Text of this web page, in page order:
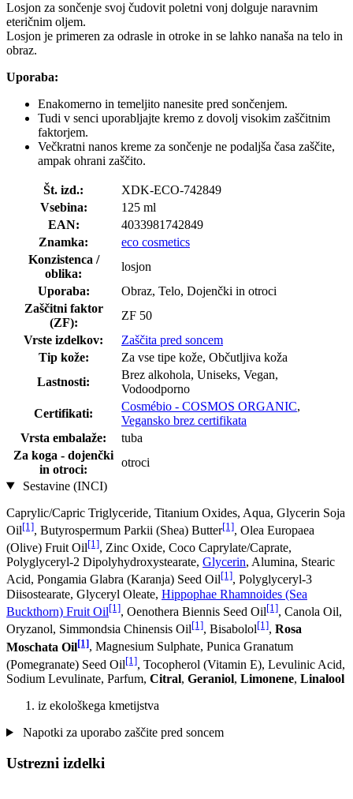
Losjon za sončenje svoj čudovit poletni vonj dolguje naravnim
eteričnim oljem.
Losjon je primeren za odrasle in otroke in se lahko nanaša na telo in
obraz.
Uporaba:
Enakomerno in temeljito nanesite pred sončenjem.
Tudi v senci uporabljajte kremo z dovolj visokim zaščitnim
faktorjem.
Večkratni nanos kreme za sončenje ne podaljša časa zaščite,
ampak ohrani zaščito.
Št. izd.:
XDK-ECO-742849
Vsebina:
125 ml
EAN:
4033981742849
Znamka:
eco cosmetics
Konzistenca /
oblika:
losjon
Uporaba:
Obraz, Telo, Dojenčki in otroci
Zaščitni faktor
(ZF):
ZF 50
Vrste izdelkov:
Zaščita pred soncem
Tip kože:
Za vse tipe kože, Občutljiva koža
Lastnosti:
Brez alkohola, Uniseks, Vegan,
Vodoodporno
Certifikati:
Cosmébio - COSMOS ORGANIC,
Vegansko brez certifikata
Vrsta embalaže:
tuba
Za koga - dojenčki
in otroci:
otroci
Sestavine (INCI)
Caprylic/Capric Triglyceride, Titanium Oxides, Aqua, Glycerin Soja
Oil[1], Butyrospermum Parkii (Shea) Butter[1], Olea Europaea
(Olive) Fruit Oil[1], Zinc Oxide, Coco Caprylate/Caprate,
Polyglyceryl-2 Dipolyhydroxystearate, Glycerin, Alumina, Stearic
Acid, Pongamia Glabra (Karanja) Seed Oil[1], Polyglyceryl-3
Diisostearate, Glyceryl Oleate, Hippophae Rhamnoides (Sea
Buckthorn) Fruit Oil[1], Oenothera Biennis Seed Oil[1], Canola Oil,
Oryzanol, Simmondsia Chinensis Oil[1], Bisabolol[1], Rosa
Moschata Oil[1], Magnesium Sulphate, Punica Granatum
(Pomegranate) Seed Oil[1], Tocopherol (Vitamin E), Levulinic Acid,
Sodium Levulinate, Parfum, Citral, Geraniol, Limonene, Linalool
iz ekološkega kmetijstva
Napotki za uporabo zaščite pred soncem
Ustrezni izdelki